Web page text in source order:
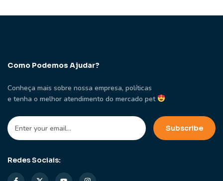
Como Podemos Ajudar?
Conheça mais sobre nossa empresa, políticas
e tenha o melhor atendimento do mercado pet
Redes Sociais: